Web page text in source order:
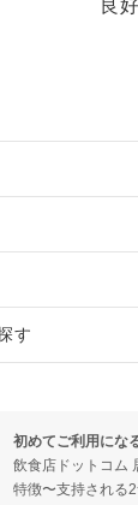
良
件の案件一覧
却物件の案件一
却物件の案件一
却物件の案件
案件一覧
物件の案件一覧
売却物件の案件
の案件一覧
の案件一覧
の案件一覧
物件の案件一覧
件一覧
す
却物件の案件
物件の案件一覧
初めてご利用にな
飲食店ドットコム
特徴〜支持される